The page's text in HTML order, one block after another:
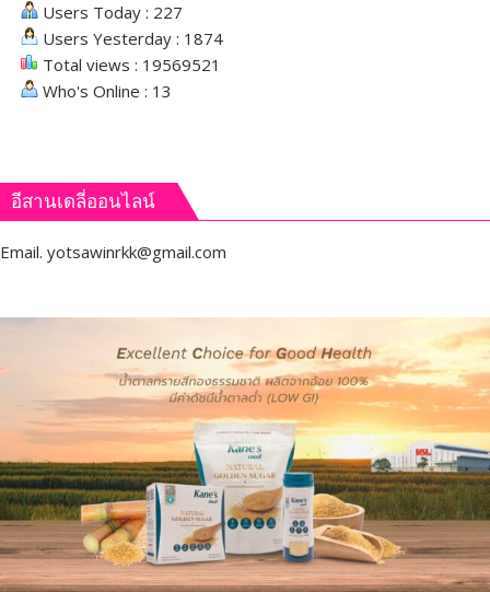
Users Today : 227
Users Yesterday : 1874
Total views : 19569521
Who's Online : 13
อีสานเดลี่ออนไลน์
Email. yotsawinrkk@gmail.com